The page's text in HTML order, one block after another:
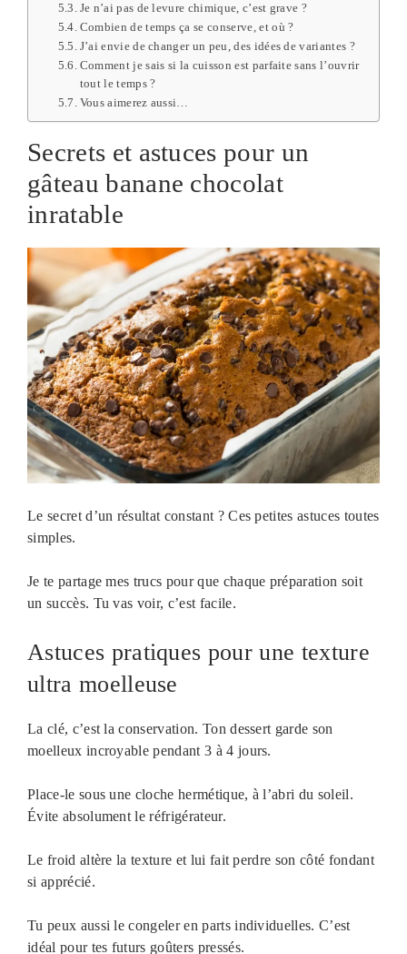
Je n’ai pas de levure chimique, c’est grave ?
Combien de temps ça se conserve, et où ?
J’ai envie de changer un peu, des idées de variantes ?
Comment je sais si la cuisson est parfaite sans l’ouvrir
tout le temps ?
Vous aimerez aussi…
Secrets et astuces pour un
gâteau banane chocolat
inratable
Le secret d’un résultat constant ? Ces petites astuces toutes
simples.
Je te partage mes trucs pour que chaque préparation soit
un succès. Tu vas voir, c’est facile.
Astuces pratiques pour une texture
ultra moelleuse
La clé, c’est la conservation. Ton dessert garde son
moelleux incroyable pendant 3 à 4 jours.
Place-le sous une cloche hermétique, à l’abri du soleil.
Évite absolument le réfrigérateur.
Le froid altère la texture et lui fait perdre son côté fondant
si apprécié.
Tu peux aussi le congeler en parts individuelles. C’est
idéal pour tes futurs goûters pressés.